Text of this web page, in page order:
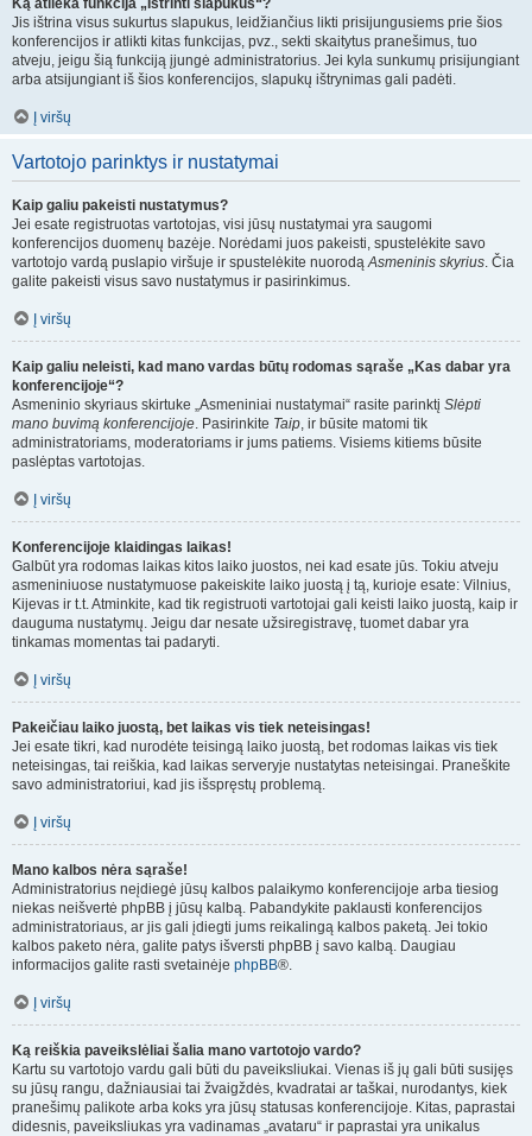
Ką atlieka funkcija „Ištrinti slapukus“?
Jis ištrina visus sukurtus slapukus, leidžiančius likti prisijungusiems prie šios
konferencijos ir atlikti kitas funkcijas, pvz., sekti skaitytus pranešimus, tuo
atveju, jeigu šią funkciją įjungė administratorius. Jei kyla sunkumų prisijungiant
arba atsijungiant iš šios konferencijos, slapukų ištrynimas gali padėti.
Į viršų
Vartotojo parinktys ir nustatymai
Kaip galiu pakeisti nustatymus?
Jei esate registruotas vartotojas, visi jūsų nustatymai yra saugomi
konferencijos duomenų bazėje. Norėdami juos pakeisti, spustelėkite savo
vartotojo vardą puslapio viršuje ir spustelėkite nuorodąAsmeninis skyrius. Čia
galite pakeisti visus savo nustatymus ir pasirinkimus.
Į viršų
Kaip galiu neleisti, kad mano vardas būtų rodomas sąraše „Kas dabar yra
konferencijoje“?
Asmeninio skyriaus skirtuke „Asmeniniai nustatymai“ rasite parinktį Slėpti
mano buvimą konferencijoje. Pasirinkite Taip, ir būsite matomi tik
administratoriams, moderatoriams ir jums patiems. Visiems kitiems būsite
paslėptas vartotojas.
Į viršų
Konferencijoje klaidingas laikas!
Galbūt yra rodomas laikas kitos laiko juostos, nei kad esate jūs. Tokiu atveju
asmeniniuose nustatymuose pakeiskite laiko juostą į tą, kurioje esate: Vilnius,
Kijevas ir t.t. Atminkite, kad tik registruoti vartotojai gali keisti laiko juostą, kaip ir
dauguma nustatymų. Jeigu dar nesate užsiregistravę, tuomet dabar yra
tinkamas momentas tai padaryti.
Į viršų
Pakeičiau laiko juostą, bet laikas vis tiek neteisingas!
Jei esate tikri, kad nurodėte teisingą laiko juostą, bet rodomas laikas vis tiek
neteisingas, tai reiškia, kad laikas serveryje nustatytas neteisingai. Praneškite
savo administratoriui, kad jis išspręstų problemą.
Į viršų
Mano kalbos nėra sąraše!
Administratorius neįdiegė jūsų kalbos palaikymo konferencijoje arba tiesiog
niekas neišvertė phpBB į jūsų kalbą. Pabandykite paklausti konferencijos
administratoriaus, ar jis gali įdiegti jums reikalingą kalbos paketą. Jei tokio
kalbos paketo nėra, galite patys išversti phpBB į savo kalbą. Daugiau
informacijos galite rasti svetainėje phpBB®.
Į viršų
Ką reiškia paveikslėliai šalia mano vartotojo vardo?
Kartu su vartotojo vardu gali būti du paveiksliukai. Vienas iš jų gali būti susijęs
su jūsų rangu, dažniausiai tai žvaigždės, kvadratai ar taškai, nurodantys, kiek
pranešimų palikote arba koks yra jūsų statusas konferencijoje. Kitas, paprastai
didesnis, paveiksliukas yra vadinamas „avataru“ ir paprastai yra unikalus